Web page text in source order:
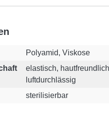
Polyamid, Viskose
elastisch,
luftdurchlässig
sterilisierbar